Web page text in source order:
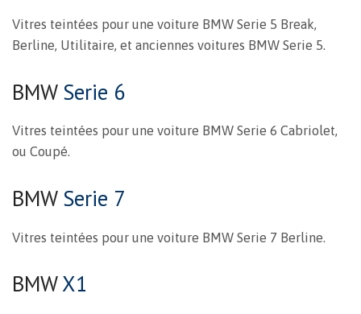
Vitres teintées pour une voiture BMW Serie 5 Break,
Berline, Utilitaire, et anciennes voitures BMW Serie 5.
BMW Serie 6
Vitres teintées pour une voiture BMW Serie 6 Cabriolet,
ou Coupé.
BMW Serie 7
Vitres teintées pour une voiture BMW Serie 7 Berline.
BMWX1